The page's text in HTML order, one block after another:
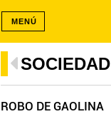
MENÚ
SOCIEDAD
ROBO DE GAOLINA